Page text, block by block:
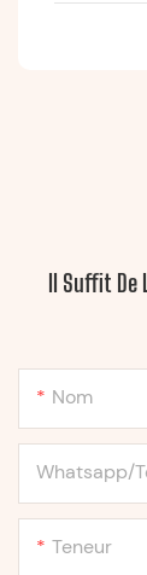
Il Suffit De
Nom
Whatsapp/
Teneur